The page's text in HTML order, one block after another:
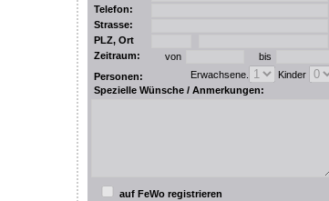
Telefon:
Strasse:
PLZ, Ort
Zeitraum:
von
bis
Personen:
Erwachsene.
Kinder
Spezielle Wünsche / Anmerkungen:
auf FeWo registrieren